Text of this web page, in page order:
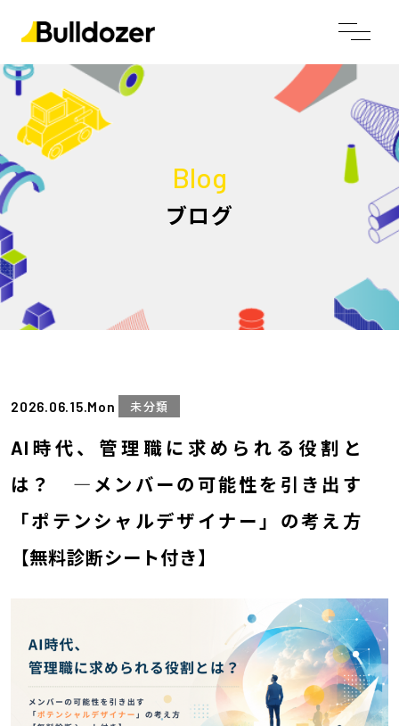
Blog
ブログ
2026.06.15.Mon 未分類
AI時代、管理職に求められる役割と
は？ ―メンバーの可能性を引き出す
「ポテンシャルデザイナー」の考え方
【無料診断シート付き】